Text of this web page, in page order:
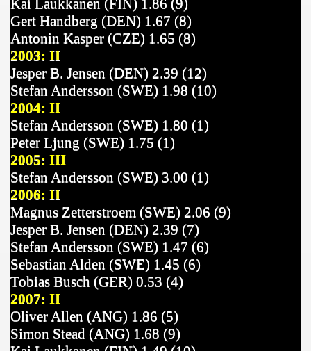
Kai Laukkanen (FIN) 1.86 (9)
Gert Handberg (DEN) 1.67 (8)
Antonin Kasper (CZE) 1.65 (8)
2003: II
Jesper B. Jensen (DEN) 2.39 (12)
Stefan Andersson (SWE) 1.98 (10)
2004: II
Stefan Andersson (SWE) 1.80 (1)
Peter Ljung (SWE) 1.75 (1)
2005: III
Stefan Andersson (SWE) 3.00 (1)
2006: II
Magnus Zetterstroem (SWE) 2.06 (9)
Jesper B. Jensen (DEN) 2.39 (7)
Stefan Andersson (SWE) 1.47 (6)
Sebastian Alden (SWE) 1.45 (6)
Tobias Busch (GER) 0.53 (4)
2007: II
Oliver Allen (ANG) 1.86 (5)
Simon Stead (ANG) 1.68 (9)